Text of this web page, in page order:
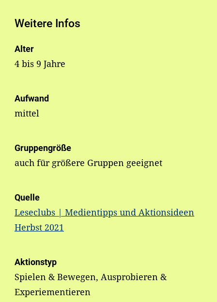
Weitere Infos
Alter
4 bis 9 Jahre
Aufwand
mittel
Gruppengröße
auch für größere Gruppen geeignet
Quelle
Leseclubs | Medientipps und Aktionsideen
Herbst 2021
Aktionstyp
Spielen & Bewegen, Ausprobieren &
Experiementieren